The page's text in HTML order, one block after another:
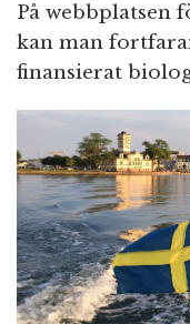
På webbplatsen
kan man
finansierat